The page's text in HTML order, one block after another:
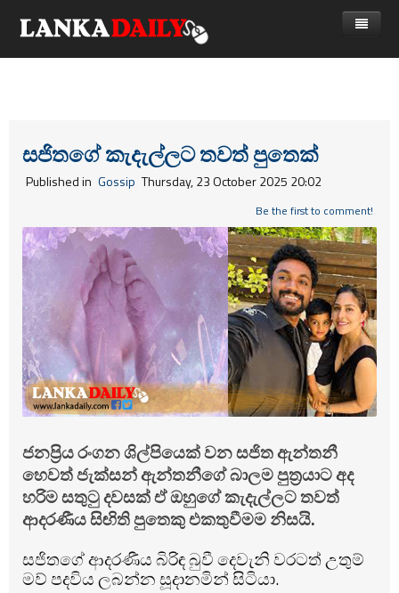
සජිතගේ කැදැල්ලට තවත් පුතෙක්
Published in Gossip Thursday, 23 October 2025 20:02
Be the first to comment!
ජනප්‍රිය රංගන ශිල්පියෙක් වන සජිත ඇන්තනී
හෙවත් ජැක්සන් ඇන්තනීගේ බාලම පුත්‍රයාට අද
හරිම සතුටු දවසක් ඒ ඔහුගේ කැදැල්ලට තවත්
ආදරණීය සිඟිති පුතෙකු එකතුවීමම නිසයි.
සජිතගේ ආදරණීය බිරිඳ බුවී දෙවැනි වරටත් උතුම්
මව් පදවිය ලබන්න සූදානමින් සිටියා.
විදෙස්
ක්‍රීඩා
කාලීන සංවාද
විශේෂාංග
Life
විඩියෝ ගැලරිය
Gossip
විමසීම්